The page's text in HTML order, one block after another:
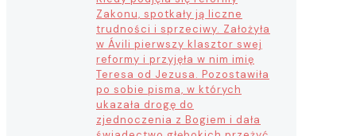
Zakonu, spotkały ją liczne
trudności i sprzeciwy. Założyła
w Ávili pierwszy klasztor swej
reformy i przyjęła w nim imię
Teresa od Jezusa. Pozostawiła
po sobie pisma, w których
ukazała drogę do
zjednoczenia z Bogiem i dała